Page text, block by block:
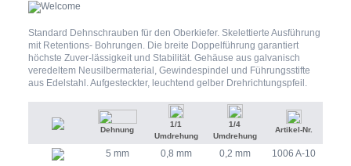
Standard Dehnschrauben für den Oberkiefer. Skelettierte Ausführung
mit Retentions- Bohrungen. Die breite Doppelführung garantiert
höchste Zuver-lässigkeit und Stabilität. Gehäuse aus galvanisch
veredeltem Neusilbermaterial, Gewindespindel und Führungsstifte
aus Edelstahl. Aufgesteckter, leuchtend gelber Drehrichtungspfeil.
Dehnung
1/1
Umdrehung
1/4
Umdrehung
Artikel-Nr.
5 mm 0,8 mm 0,2 mm
1006 A-10